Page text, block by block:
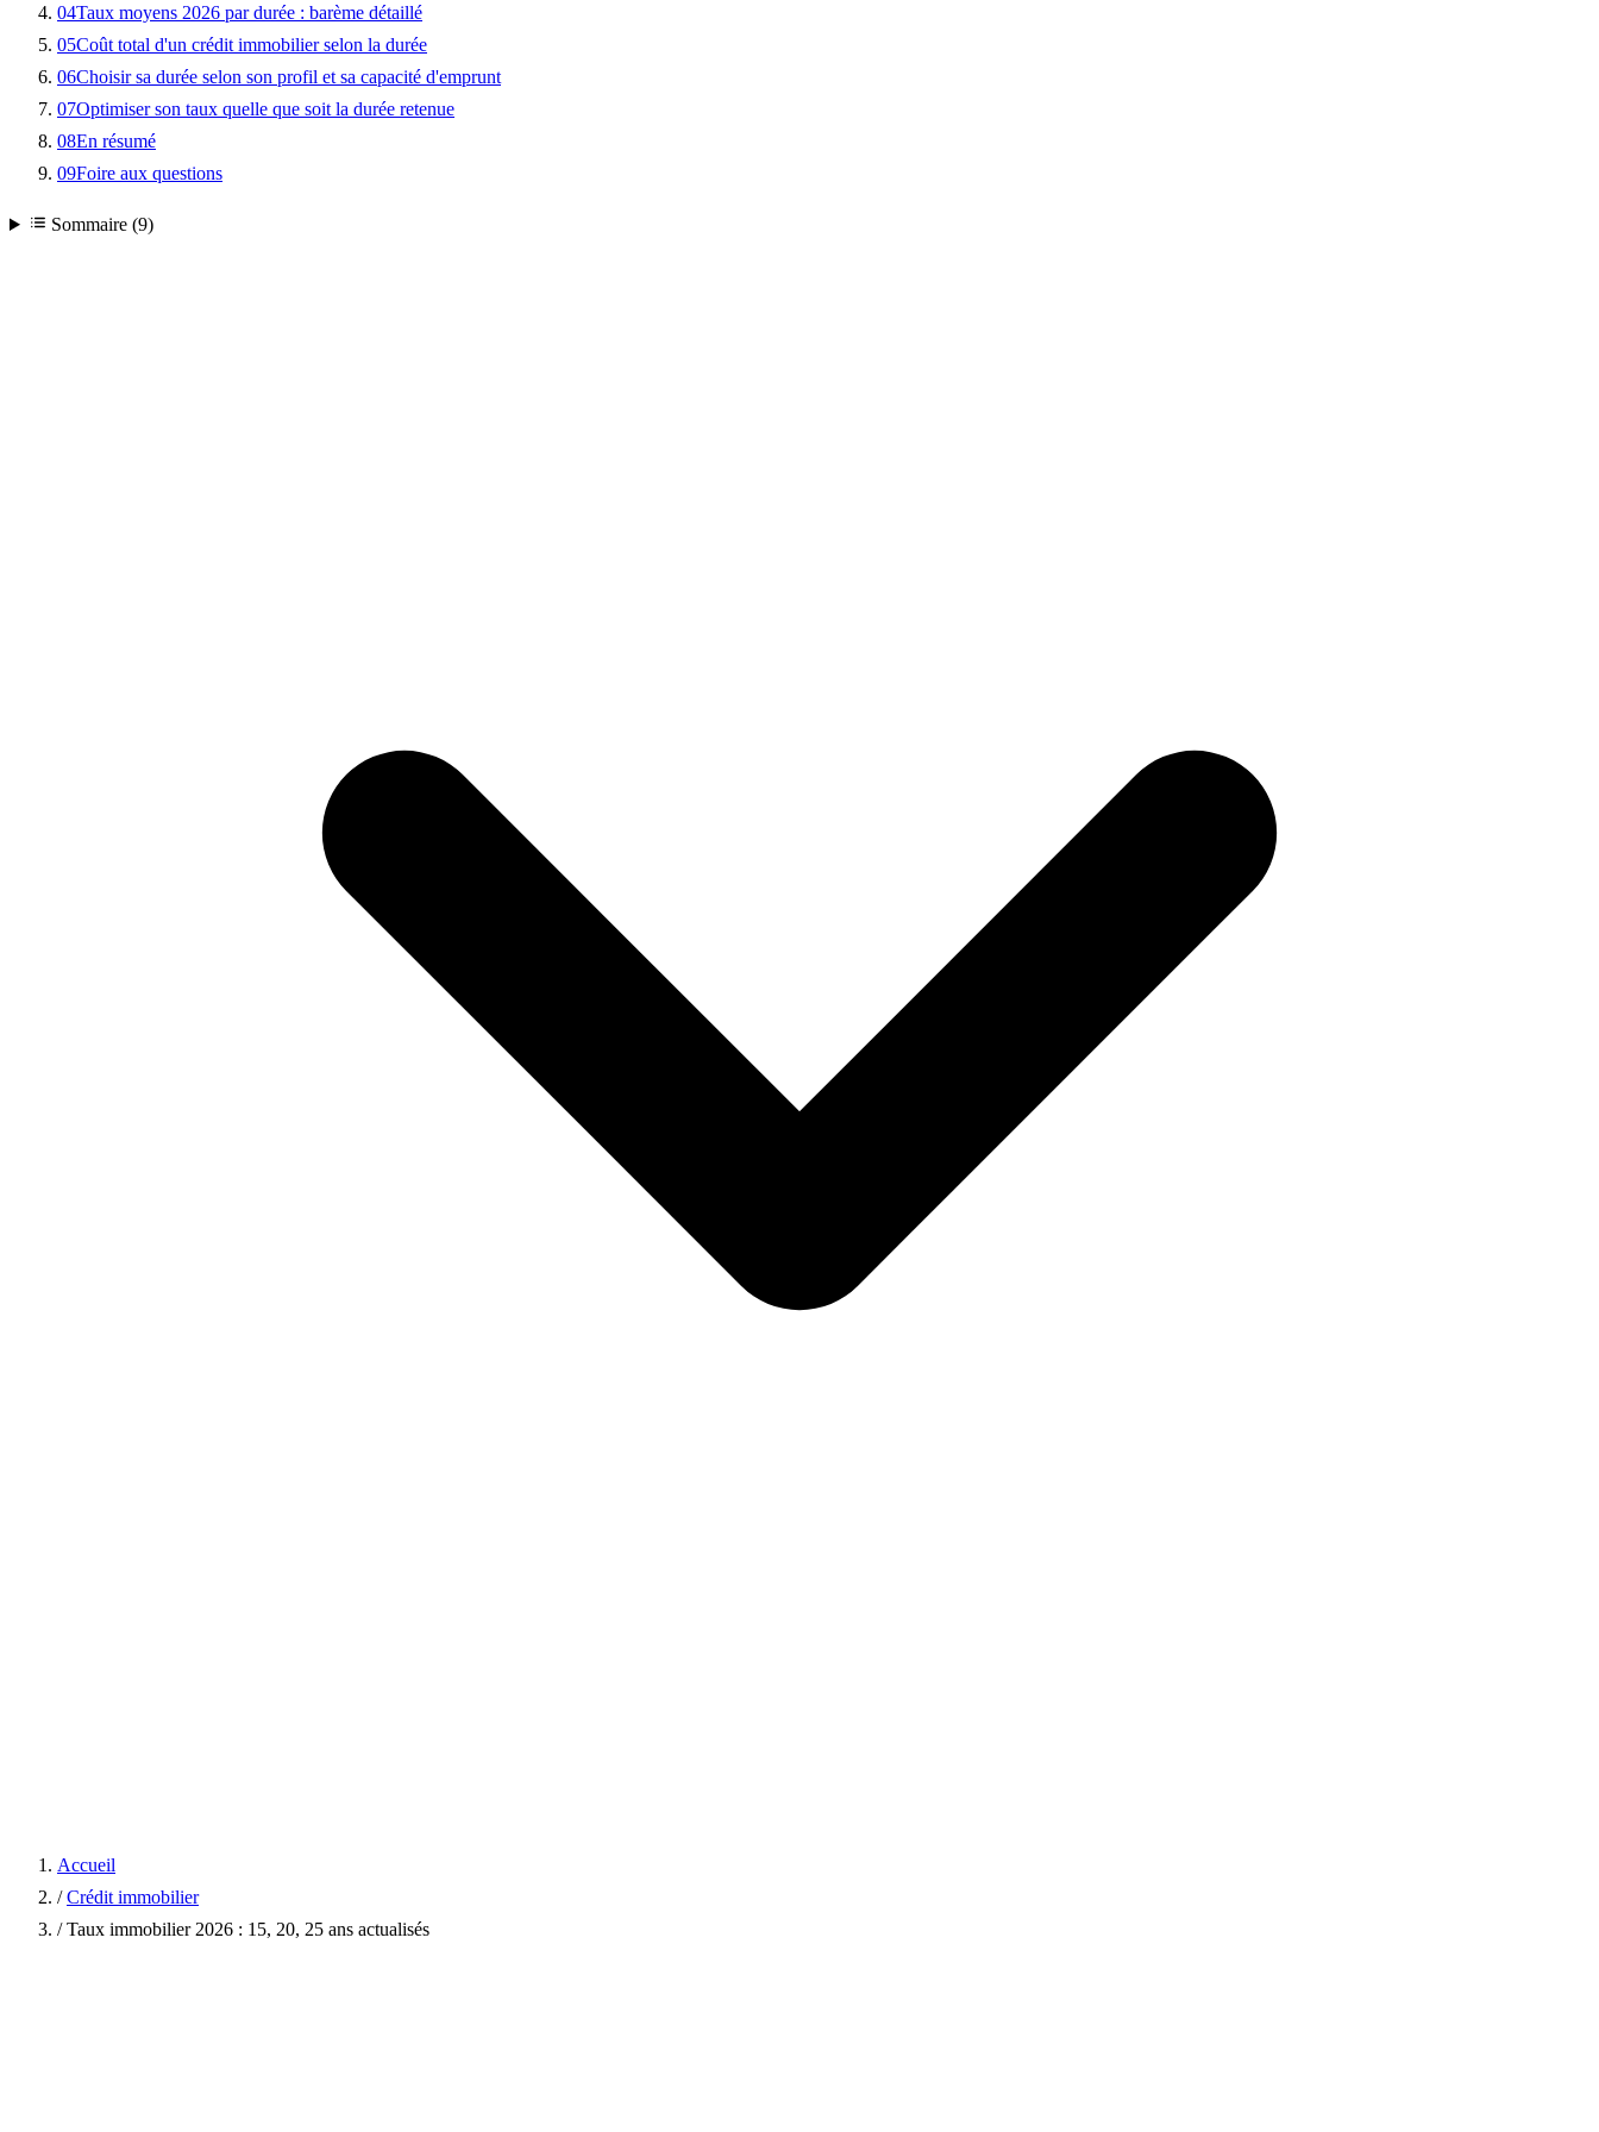
04Taux moyens 2026 par durée : barème détaillé
05Coût total d'un crédit immobilier selon la durée
06Choisir sa durée selon son profil et sa capacité d'emprunt
07Optimiser son taux quelle que soit la durée retenue
08En résumé
09Foire aux questions
Sommaire (9)
Accueil
/ Crédit immobilier
/ Taux immobilier 2026 : 15, 20, 25 ans actualisés